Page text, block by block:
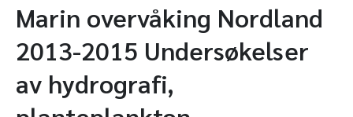
Marin overvåking Nordland
2013-2015 Undersøkelser
av hydrografi,